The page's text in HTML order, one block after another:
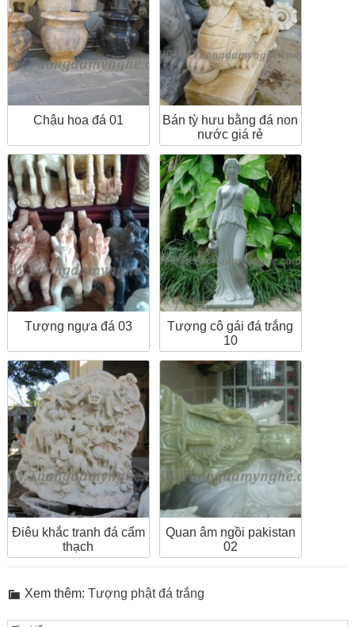
Chậu hoa đá 01
Bán tỳ hưu bằng đá non
nước giá rẻ
Tượng ngựa đá 03
Tượng cô gái đá trắng
10
Điêu khắc tranh đá cẩm
thạch
Quan âm ngồi pakistan
02
Xem thêm: Tượng phật đá trắng